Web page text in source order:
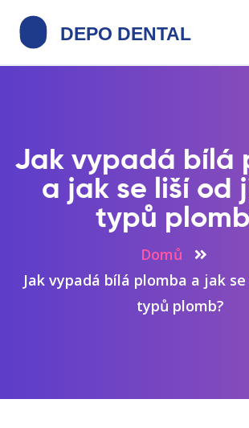
Jak vypadá bílá
a jak se liší od
typů
Domů
Jak vypadá bílá plomba a jak
typů plomb?